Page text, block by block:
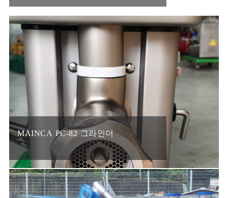
MAINCA PC-82 그라인더